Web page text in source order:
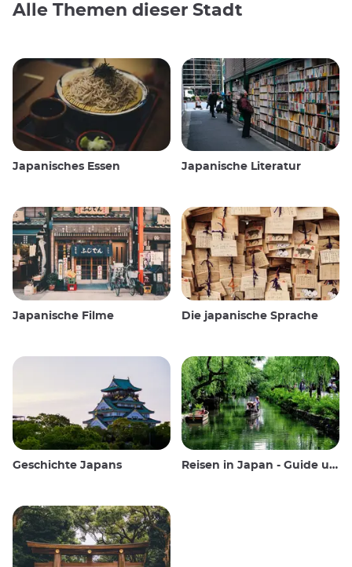
Alle Themen dieser Stadt
Japanisches Essen Japanische Literatur
Japanische Filme Die japanische Sprache
Geschichte Japans Reisen in Japan - Guide und Wissenswertes